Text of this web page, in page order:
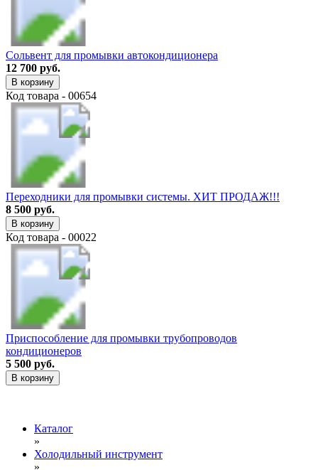
Сольвент для промывки автокондиционера
12 700 руб.
В корзину
Код товара - 00654
Переходники для промывки системы. ХИТ ПРОДАЖ!!!
8 500 руб.
В корзину
Код товара - 00022
Приспособление для промывки трубопроводов
кондиционеров
5 500 руб.
В корзину
Каталог
»
Холодильный инструмент
»